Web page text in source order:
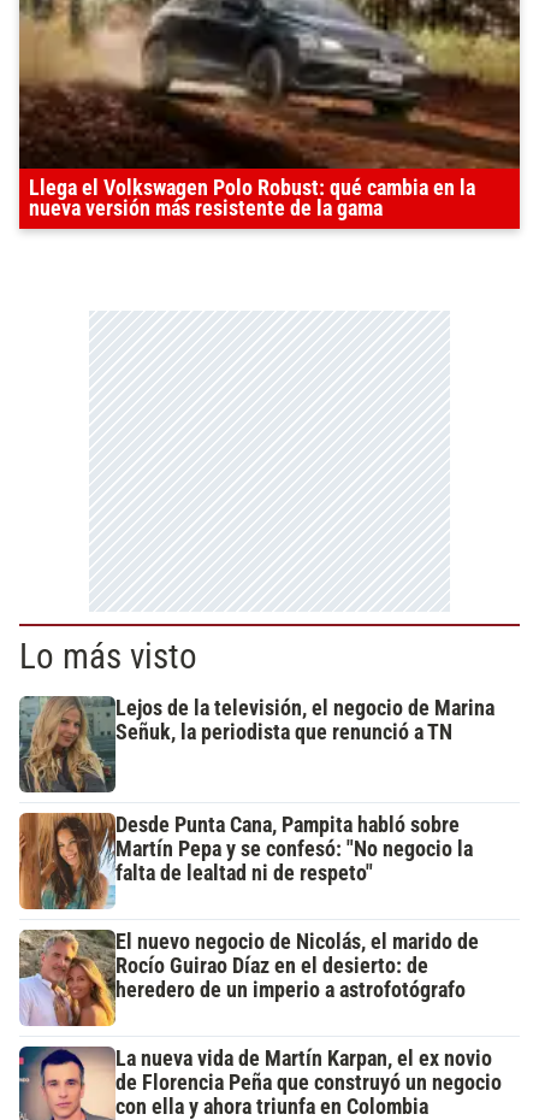
Llega el Volkswagen Polo Robust: qué cambia en la
nueva versión más resistente de la gama
Lo más visto
Lejos de la televisión, el negocio de Marina
Señuk, la periodista que renunció a TN
Desde Punta Cana, Pampita habló sobre
Martín Pepa y se confesó: "No negocio la
falta de lealtad ni de respeto"
El nuevo negocio de Nicolás, el marido de
Rocío Guirao Díaz en el desierto: de
heredero de un imperio a astrofotógrafo
La nueva vida de Martín Karpan, el ex novio
de Florencia Peña que construyó un negocio
con ella y ahora triunfa en Colombia